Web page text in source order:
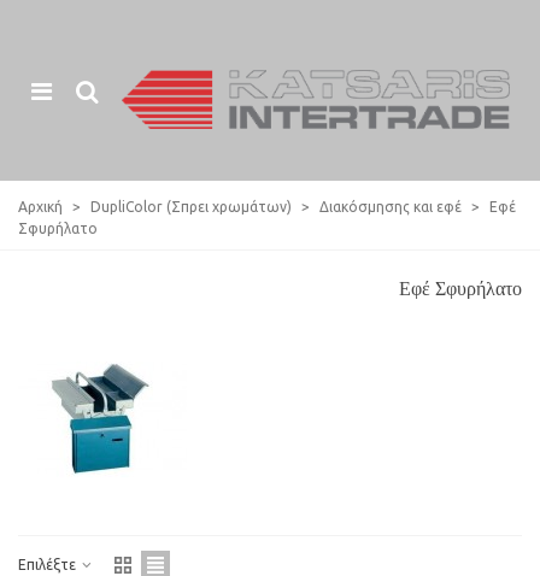
Αρχική > DupliColor (Σπρει χρωμάτων) > Διακόσμησης και εφέ >
Εφέ
Σφυρήλατο
Εφέ Σφυρήλατο
Επιλέξτε